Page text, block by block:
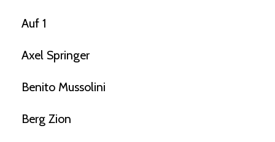
Auf 1
Axel Springer
Benito Mussolini
Berg Zion